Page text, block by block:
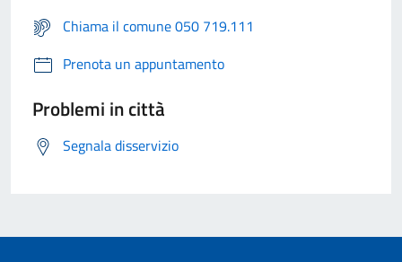
Chiama il comune 050 719.111
Prenota un appuntamento
Problemi in città
Segnala disservizio